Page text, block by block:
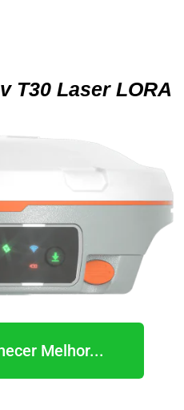
T30 Laser LORA
Melhor...